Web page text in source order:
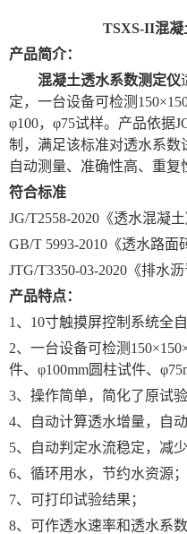
TSXS-II混凝
产品简介：
混凝土透水系数测定仪
定， 一台设备可检测 1 50×1 5
φ100，φ75试样。 产品依据
制，满足该标准对透水系数
自动测量、准确性高、重复
符合标准
JG/T2558-2020《透水混凝土
GB/T 5993-2010《透水路面
JTG/T3350-03-2020《排水
产品特点：
1、10寸触摸屏控制系统全自
2、一台设备可检测1 50×1 5
件、φ100mm圆柱试件、
3、操作简单，简化了原试
4、自动计算透水增量，自
5、自动判定水流稳定，减少
6、循环用水，节约水资源；
7、可打印试验结果；
8、可作透水速率和透水系